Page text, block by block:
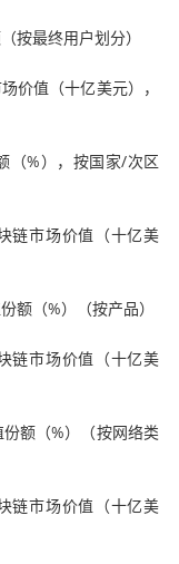
按最终用户划分）
价值（十亿美元），
（%），按国家/次区
链市场价值（十亿美
额（%）（按产品）
链市场价值（十亿美
额（%）（按网络类
链市场价值（十亿美